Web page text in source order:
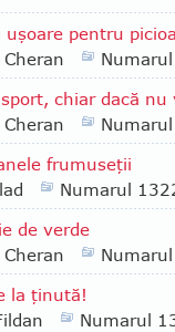
uşoare pentru
chiar dacă
frumuseţii
Numarul
de verde
la ţinută!
Numarul